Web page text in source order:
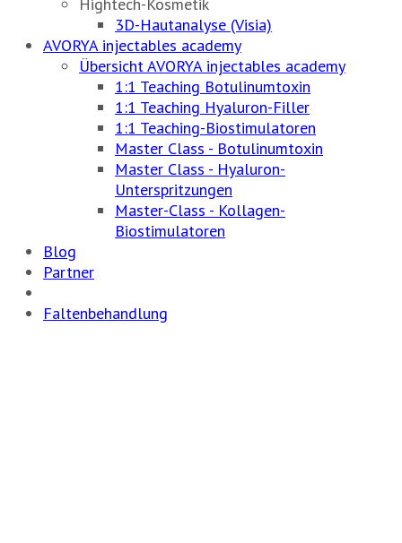
3D-Hautanalyse (Visia)
AVORYA injectables academy
Übersicht AVORYA injectables academy
1:1 Teaching Botulinumtoxin
1:1 Teaching Hyaluron-Filler
1:1 Teaching-Biostimulatoren
Master Class - Botulinumtoxin
Master Class - Hyaluron-
Unterspritzungen
Master-Class - Kollagen-
Biostimulatoren
Blog
Partner
Faltenbehandlung